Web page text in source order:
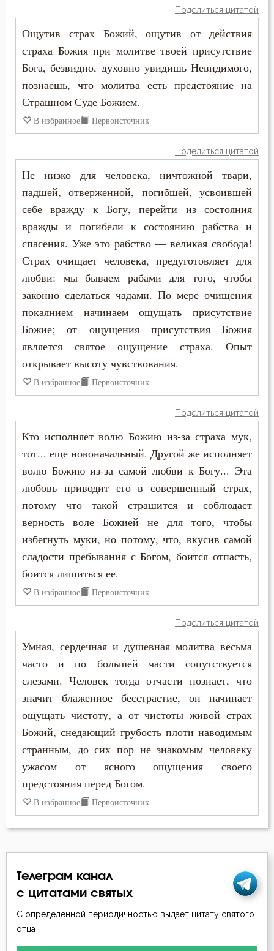
Заповеди
Зло
Злопамятство
Знание
Исправление
Католицизм
Крест
Кротость
Ложь
Любовь
Любовь Божия
Любовь к Богу
Месть
Милостыня
Мир
Молитва
Монастырь
Мудрость
Мытарство
Надежда
Наслаждение
Нерадение
Нечувствие
Обида
Поделиться цитатой
Ощутив страх Божий, ощутив от действия
страха Божия при молитве твоей присутствие
Бога, безвидно, духовно увидишь Невидимого,
познаешь, что молитва есть предстояние на
Страшном Суде Божием.
В избранное Первоисточник
Поделиться цитатой
Не низко для человека, ничтожной твари,
падшей, отверженной, погибшей, усвоившей
себе вражду к Богу, перейти из состояния
вражды и погибели к состоянию рабства и
спасения. Уже это рабство — великая свобода!
Страх очищает человека, предуготовляет для
любви: мы бываем рабами для того, чтобы
законно сделаться чадами. По мере очищения
покаянием начинаем ощущать присутствие
Божие; от ощущения присутствия Божия
является святое ощущение страха. Опыт
открывает высоту чувствования.
В избранное Первоисточник
Поделиться цитатой
Кто исполняет волю Божию из-за страха мук,
тот... еще новоначальный. Другой же исполняет
волю Божию из-за самой любви к Богу... Эта
любовь приводит его в совершенный страх,
потому что такой страшится и соблюдает
верность воле Божией не для того, чтобы
избегнуть муки, но потому, что, вкусив самой
сладости пребывания с Богом, боится отпасть,
боится лишиться ее.
В избранное Первоисточник
Поделиться цитатой
Умная, сердечная и душевная молитва весьма
часто и по большей части сопутствуется
слезами. Человек тогда отчасти познает, что
значит блаженное бесстрастие, он начинает
ощущать чистоту, а от чистоты живой страх
Божий, снедающий грубость плоти наводимым
странным, до сих пор не знакомым человеку
ужасом от ясного ощущения своего
предстояния перед Богом.
В избранное Первоисточник
Телеграм канал
с цитатами святых
С определенной периодичностью выдает цитату святого
отца